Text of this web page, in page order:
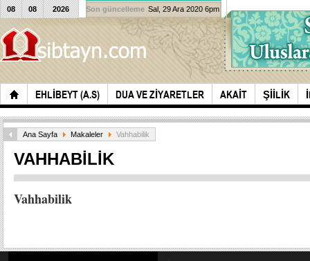
EHLIBEYT (A.S) DUA VE ZIYARETLER AKAIT ŞIILIK
08 08 2026 Son güncelleme Sal, 29 Ara 2020 6pm
Ana Sayfa Makaleler Vahhabilik
VAHHABILIK
Vahhabilik